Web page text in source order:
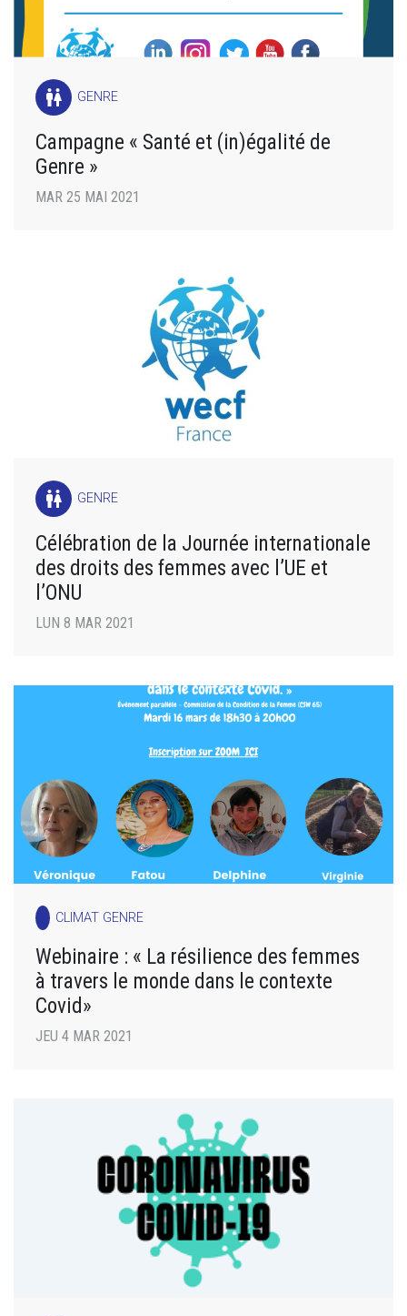
wc GENRE
Campagne « Santé et (in)égalité de
Genre »
MAR 25 MAI 2021
wc GENRE
Célébration de la Journée internationale
des droits des femmes avec l’UE et
l’ONU
LUN 8 MAR 2021
CLIMAT GENRE
Webinaire : « La résilience des femmes
à travers le monde dans le contexte
Covid»
JEU 4 MAR 2021